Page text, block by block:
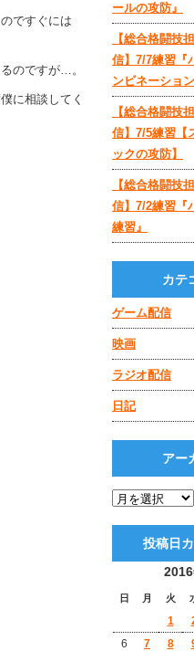
ですぐには
のですが…。
に相談してく
ールの攻防』
【総合格闘技
信】7/7練習『
ンビネーション
【総合格闘技
信】7/5練習【
ックの攻防】
【総合格闘技
信】7/2練習『
練習』
カテ
ゲーム配信
映画
ラジオ配信
日記
アー
投稿日
2016
日 月 火
1
6
7 8